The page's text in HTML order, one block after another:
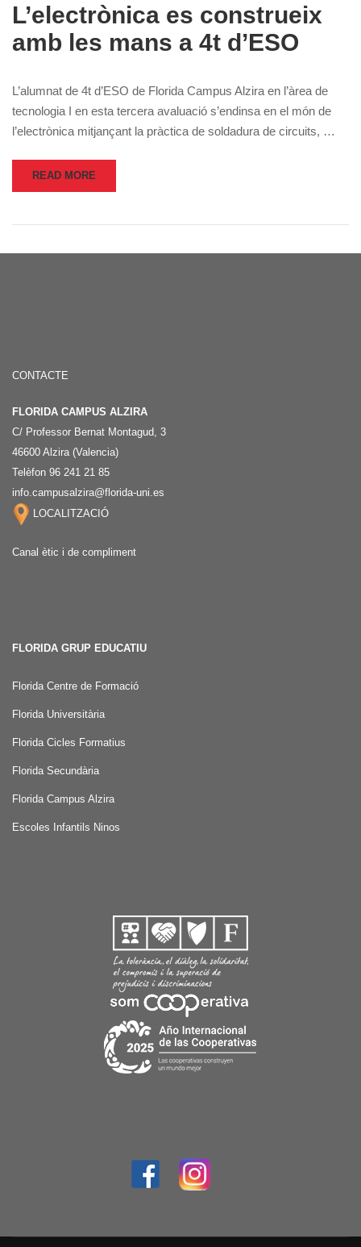
L’electrònica es construeix
amb les mans a 4t d’ESO
L’alumnat de 4t d’ESO de Florida Campus Alzira en l’àrea de
tecnologia I en esta tercera avaluació s’endinsa en el món de
l’electrònica mitjançant la pràctica de soldadura de circuits, …
READ MORE
CONTACTE
FLORIDA CAMPUS ALZIRA
C/ Professor Bernat Montagud, 3
46600 Alzira (Valencia)
Telèfon 96 241 21 85
info.campusalzira@florida-uni.es
LOCALITZACIÓ
Canal ètic i de compliment
FLORIDA GRUP EDUCATIU
Florida Centre de Formació
Florida Universitària
Florida Cicles Formatius
Florida Secundària
Florida Campus Alzira
Escoles Infantils Ninos